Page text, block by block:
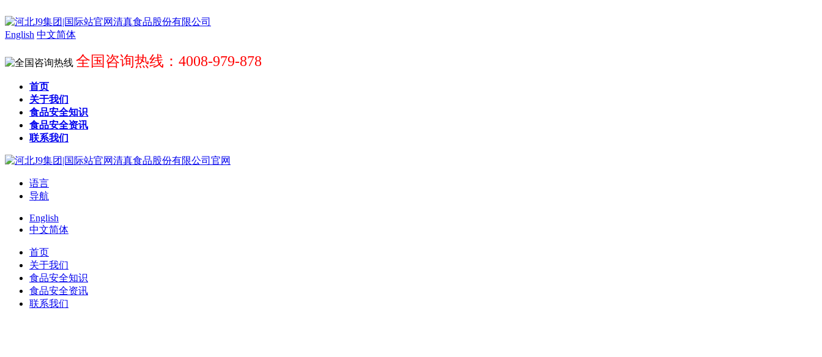
English 中文简体
全国咨询热线：4008-979-878
首页
关于我们
食品安全知识
食品安全资讯
联系我们
语言
导航
English
中文简体
首页
关于我们
食品安全知识
食品安全资讯
联系我们